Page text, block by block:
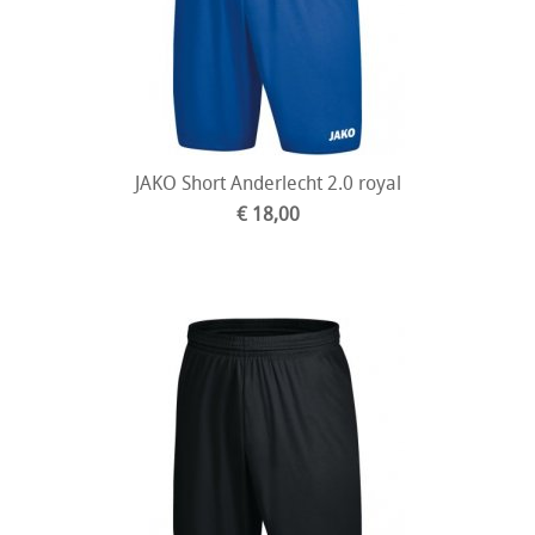
JAKO Short Anderlecht 2.0 royal
€ 18,00